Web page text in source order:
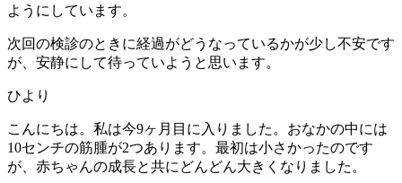
ようにしています。
次回の検診のときに経過がどうなっているかが少し不安です
が、安静にして待っていようと思います。
ひより
こんにちは。私は今9ヶ月目に入りました。おなかの中には
10センチの筋腫が2つあります。最初は小さかったのです
が、赤ちゃんの成長と共にどんどん大きくなりました。